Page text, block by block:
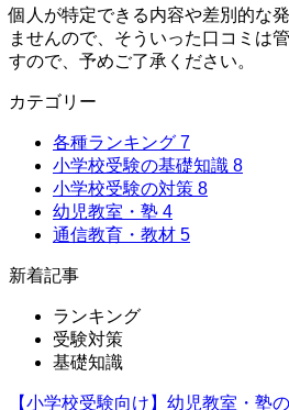
個人が特定できる内容や差別的な
ませんので、そういった口コミは
すので、予めご了承ください。
カテゴリー
各種ランキング 7
小学校受験の基礎知識 8
小学校受験の対策 8
幼児教室・塾 4
通信教育・教材 5
新着記事
ランキング
受験対策
基礎知識
【小学校受験向け】幼児教室・塾